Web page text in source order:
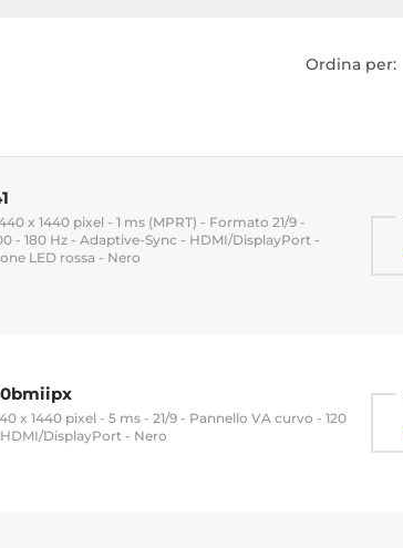
Ordina per:
x 1440 pixel - 1 ms (MPRT) - Formato 21/9 -
- 180 Hz - Adaptive-Sync - HDMI/DisplayPort -
LED rossa - Nero
x 1440 pixel - 5 ms - 21/9 - Pannello VA curvo - 120
DisplayPort - Nero